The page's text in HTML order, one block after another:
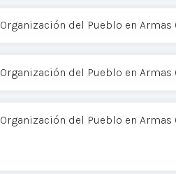
Organización del Pueblo en Armas
Organización del Pueblo en Armas
Organización del Pueblo en Armas